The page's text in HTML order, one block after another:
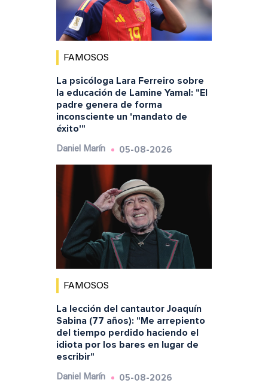
FAMOSOS
La psicóloga Lara Ferreiro sobre
la educación de Lamine Yamal: "El
padre genera de forma
inconsciente un 'mandato de
éxito'"
Daniel Marín 05-08-2026
FAMOSOS
La lección del cantautor Joaquín
Sabina (77 años): "Me arrepiento
del tiempo perdido haciendo el
idiota por los bares en lugar de
escribir"
Daniel Marín 05-08-2026